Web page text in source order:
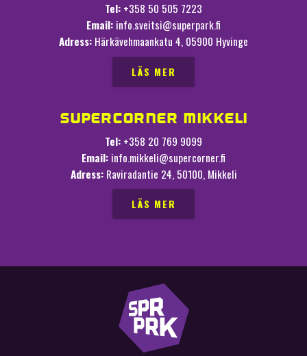
Tel: +358 50 505 7223
Email: info.sveitsi@superpark.fi
Adress: Härkävehmaankatu 4, 05900 Hyvinge
LÄS MER
SUPERCORNER MIKKELI
Tel: +358 20 769 9099
Email: info.mikkeli@supercorner.fi
Adress: Raviradantie 24, 50100, Mikkeli
LÄS MER